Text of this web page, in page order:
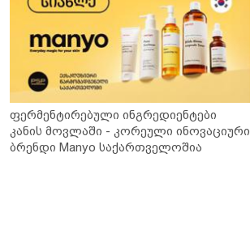
ფერმენტირებული ინგრედიენტები
კანის მოვლაში - კორეული ინოვაციური
ბრენდი Manyo საქართველოშია